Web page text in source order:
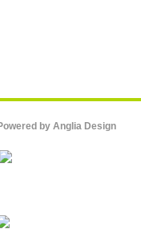
by Anglia Design